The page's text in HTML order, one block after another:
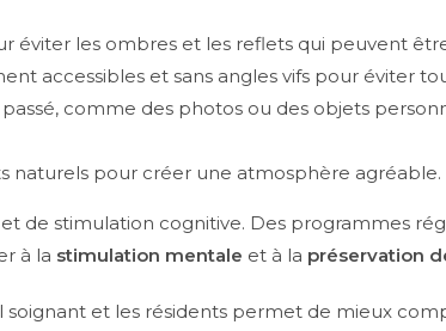
éviter les ombres et les reflets qui peuvent
accessibles et sans angles vifs pour éviter
comme des photos ou des objets
naturels pour créer une atmosphère agréable.
et de stimulation cognitive. Des programmes
à la stimulation mentale et à la préservation
et les résidents permet de mieux